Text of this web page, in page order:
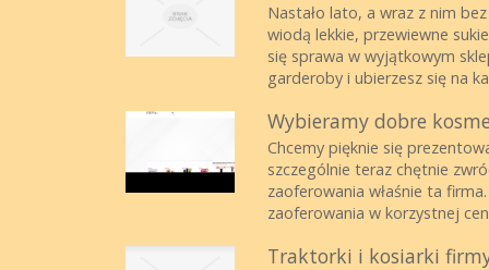
Nastało lato, a wraz z nim
wiodą lekkie, przewiewne
się sprawa w wyjątkowym
garderoby i ubierzesz się na
Wybieramy dobre
Chcemy pięknie się
szczególnie teraz chętnie
zaoferowania właśnie ta
zaoferowania w korzystnej
Traktorki i kosiarki